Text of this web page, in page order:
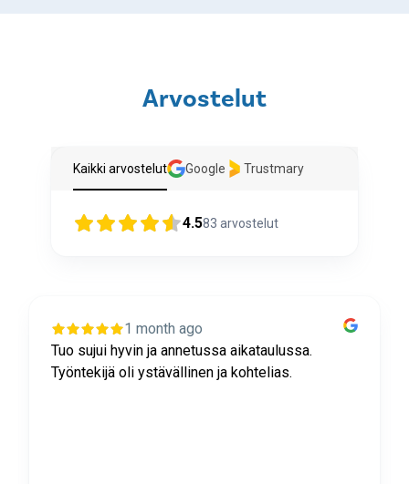
Arvostelut
Kaikki arvostelut Google Trustmary
4.583 arvostelut
1 month ago
Tuo sujui hyvin ja annetussa aikataulussa.
Työntekijä oli ystävällinen ja kohtelias.